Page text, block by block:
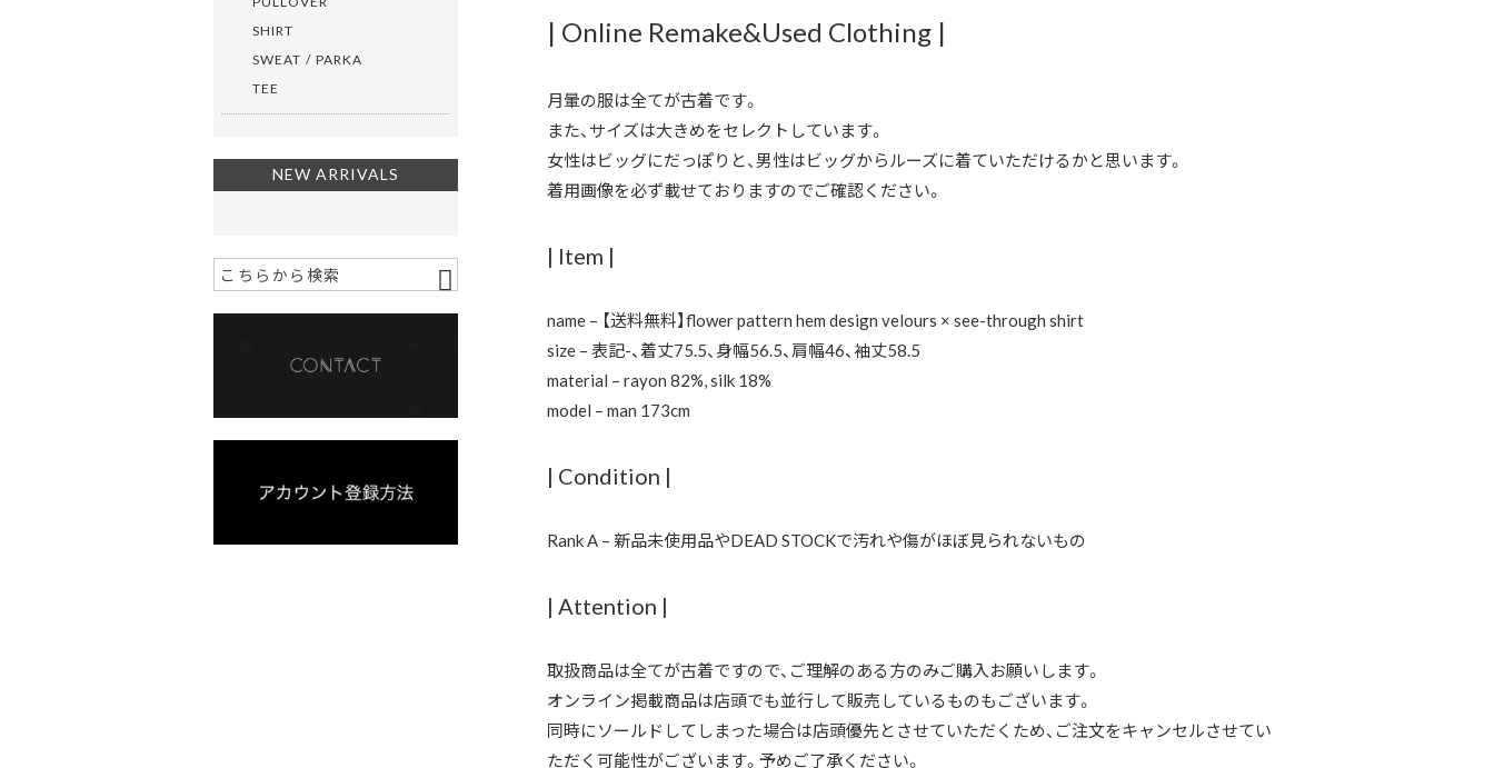
| Online Remake&Used Clothing |
月暈の服は全てが古着です。
また、サイズは大きめをセレクトしています。
女性はビッグにだっぽりと、男性はビッグからルーズに着ていただけるかと思います。
着用画像を必ず載せておりますのでご確認ください。
| Item |
name – 【送料無料】flower pattern hem design velours × see-through shirt
size – 表記-、着丈75.5、身幅56.5、肩幅46、袖丈58.5
material – rayon 82%, silk 18%
model – man 173cm
| Condition |
Rank A – 新品未使用品やDEAD STOCKで汚れや傷がほぼ見られないもの
| Attention |
取扱商品は全てが古着ですので、ご理解のある方のみご購入お願いします。
オンライン掲載商品は店頭でも並行して販売しているものもございます。
同時にソールドしてしまった場合は店頭優先とさせていただくため、ご注文をキャンセルさせてい
ただく可能性がございます。予めご了承ください。
SHIRT
SWEAT / PARKA
TEE
NEW ARRIVALS